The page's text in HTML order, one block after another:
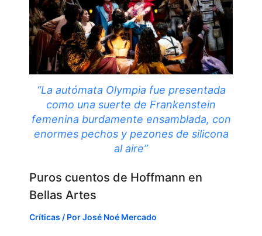
“La autómata Olympia fue presentada
como una suerte de Frankenstein
femenina burdamente ensamblada, con
enormes pechos y pezones de silicona
al aire”
Puros cuentos de Hoffmann en
Bellas Artes
Críticas / PorJosé Noé Mercado